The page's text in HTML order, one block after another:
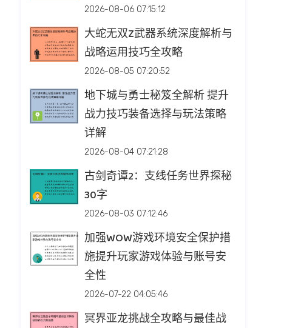
2026-08-06 07:15:12
大蛇无双Z武器系统深度解析与
战略运用技巧全攻略
2026-08-05 07:20:52
地下城与勇士秘笈全解析 提升
战力技巧装备选择与玩法策略
详解
2026-08-04 07:21:28
古剑奇谭2：支线任务世界探秘
30字
2026-08-03 07:12:46
加强WOW游戏环境安全保护措
施提升玩家游戏体验与账号安
全性
2026-07-22 04:05:46
冥界亚龙挑战全攻略与最佳战